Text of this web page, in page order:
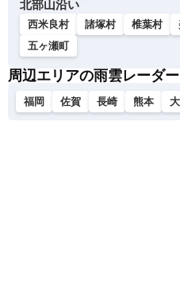
北部山沿い
西米良村 諸塚村 椎葉村
五ヶ瀬町
周辺エリアの雨雲レーダー
福岡 佐賀 長崎 熊本